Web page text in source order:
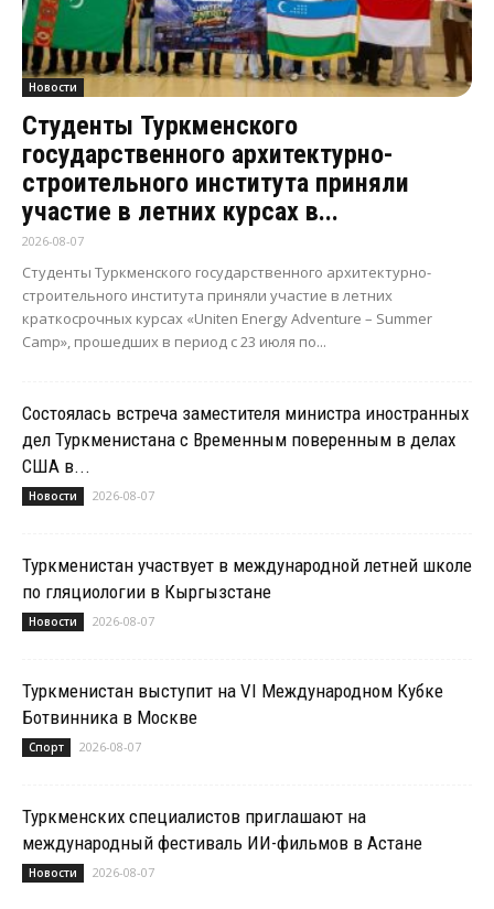
Новости
Студенты Туркменского
государственного архитектурно-
строительного института приняли
участие в летних курсах в...
2026-08-07
Студенты Туркменского государственного архитектурно-
строительного института приняли участие в летних
краткосрочных курсах «Uniten Energy Adventure – Summer
Camp», прошедших в период с 23 июля по...
Состоялась встреча заместителя министра иностранных
дел Туркменистана с Временным поверенным в делах
США в...
Новости 2026-08-07
Туркменистан участвует в международной летней школе
по гляциологии в Кыргызстане
Новости 2026-08-07
Туркменистан выступит на VI Международном Кубке
Ботвинника в Москве
Спорт 2026-08-07
Туркменских специалистов приглашают на
международный фестиваль ИИ-фильмов в Астане
Новости 2026-08-07